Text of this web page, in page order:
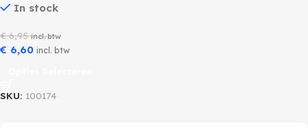
In stock
€6,95 incl. btw
€ 6,60 incl. btw
SKU: 100174